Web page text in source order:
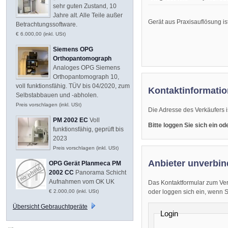
Gerät aus Praxisauflösung
Die Adresse des
Bitte loggen Sie sich ein
Anbieter
Das Kontaktformular zum
oder loggen sich ein, wenn
Login
sehr guten Zustand, 10
Jahre alt. Alle Teile außer
Betrachtungssoftware.
€ 6.000,00 (inkl. USt)
Siemens OPG
Orthopantomograph
Analoges OPG Siemens
Orthopantomograph 10,
voll funktionsfähig. TÜV bis 04/2020, zum
Selbstabbauen und -abholen.
Preis vorschlagen (inkl. USt)
PM 2002 EC Voll
funktionsfähig, geprüft bis
2023
Preis vorschlagen (inkl. USt)
OPG Gerät Planmeca PM
2002 CC Panorama Schicht
Aufnahmen vom OK UK
€ 2.000,00 (inkl. USt)
Übersicht Gebrauchtgeräte